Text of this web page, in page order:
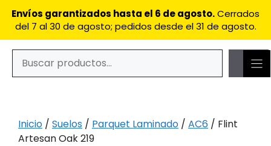
Envíos garantizados hasta el 6 de agosto.Cerrados
del 7 al 30 de agosto; pedidos desde el 31 de agosto.
Inicio / Suelos / Parquet Laminado / AC6 / Flint
Artesan Oak 219